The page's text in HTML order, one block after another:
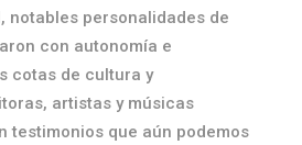
notables personalidades de
con autonomía e
cotas de cultura y
artistas y músicas
testimonios que aún podemos